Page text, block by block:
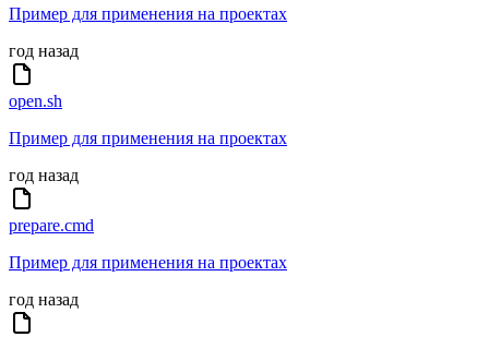
Пример для применения на проектах
год назад
open.sh
Пример для применения на проектах
год назад
prepare.cmd
Пример для применения на проектах
год назад